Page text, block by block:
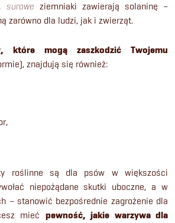
surowe ziemniaki zawierają solaninę –
zarówno dla ludzi, jak i zwierząt.
które mogą zaszkodzić Twojemu
znajdują się również:
roślinne są dla psów w większości
niepożądane skutki uboczne, a w
– stanowić bezpośrednie zagrożenie dla
mieć pewność, jakie warzywa dla